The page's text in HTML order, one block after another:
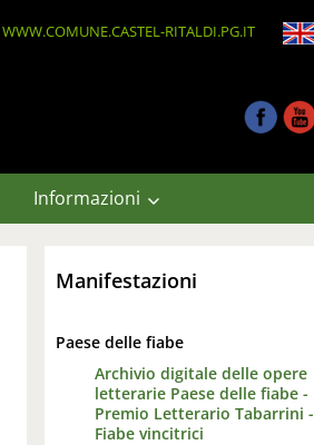
WWW.COMUNE.CASTEL-RITALDI.PG.IT
Informazioni
Manifestazioni
Paese delle fiabe
Archivio digitale delle opere
letterarie Paese delle fiabe -
Premio Letterario Tabarrini -
Fiabe vincitrici